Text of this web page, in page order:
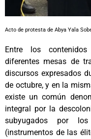
Acto de protesta de Abya Yala
Entre los
diferentes mesas de
discursos expresados
de octubre, y en la
existe un común
integral por la
subyugados por
(instrumentos de las